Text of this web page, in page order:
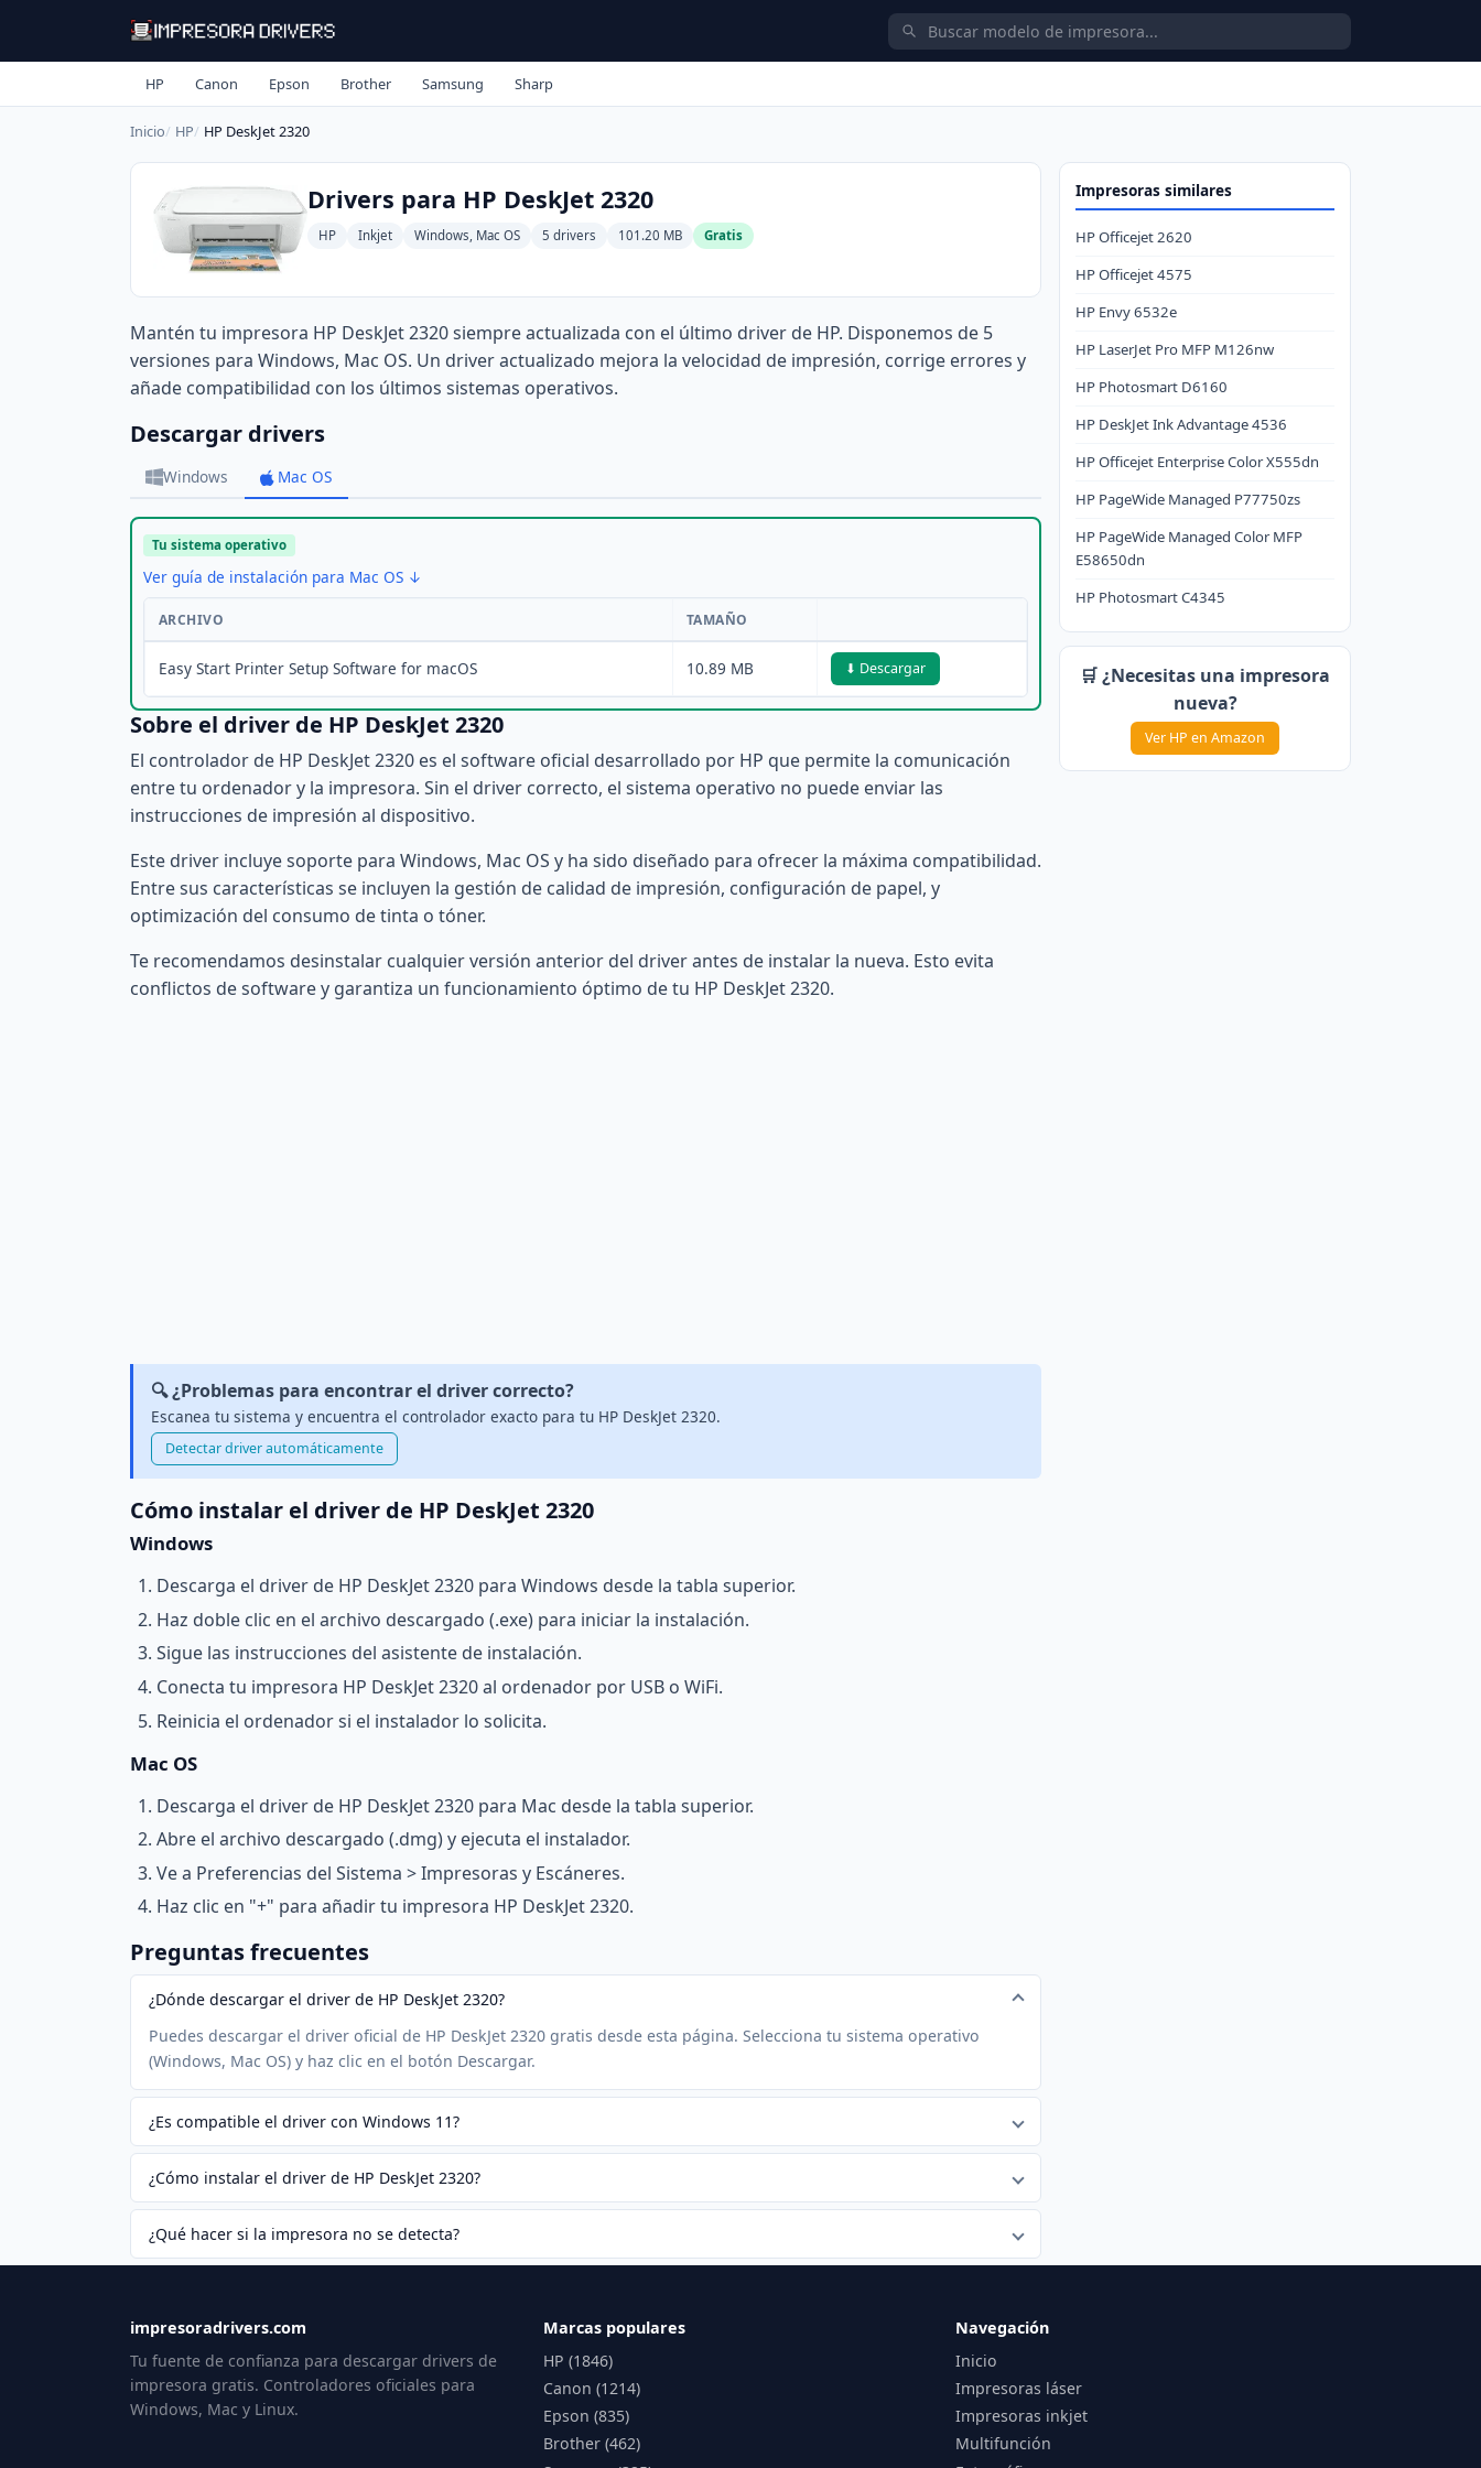
HP Canon Epson Brother Samsung Sharp
Inicio HP HP DeskJet 2320
Drivers para HP DeskJet 2320
HP Inkjet Windows, Mac OS 5 drivers 101.20 MB Gratis
Mantén tu impresora HP DeskJet 2320 siempre actualizada con el último driver de HP. Disponemos de 5
versiones para Windows, Mac OS. Un driver actualizado mejora la velocidad de impresión, corrige errores y
añade compatibilidad con los últimos sistemas operativos.
Descargar drivers
Windows Mac OS
Tu sistema operativo
Ver guía de instalación para Mac OS ↓
ARCHIVO TAMAÑO
Easy Start Printer Setup Software for macOS 10.89 MB ⬇ Descargar
Sobre el driver de HP DeskJet 2320
El controlador de HP DeskJet 2320 es el software oficial desarrollado por HP que permite la comunicación
entre tu ordenador y la impresora. Sin el driver correcto, el sistema operativo no puede enviar las
instrucciones de impresión al dispositivo.
Este driver incluye soporte para Windows, Mac OS y ha sido diseñado para ofrecer la máxima compatibilidad.
Entre sus características se incluyen la gestión de calidad de impresión, configuración de papel, y
optimización del consumo de tinta o tóner.
Te recomendamos desinstalar cualquier versión anterior del driver antes de instalar la nueva. Esto evita
conflictos de software y garantiza un funcionamiento óptimo de tu HP DeskJet 2320.
🔍 ¿Problemas para encontrar el driver correcto?
Escanea tu sistema y encuentra el controlador exacto para tu HP DeskJet 2320.
Detectar driver automáticamente
Cómo instalar el driver de HP DeskJet 2320
Windows
Descarga el driver de HP DeskJet 2320 para Windows desde la tabla superior.
Haz doble clic en el archivo descargado (.exe) para iniciar la instalación.
Sigue las instrucciones del asistente de instalación.
Conecta tu impresora HP DeskJet 2320 al ordenador por USB o WiFi.
Reinicia el ordenador si el instalador lo solicita.
Mac OS
Descarga el driver de HP DeskJet 2320 para Mac desde la tabla superior.
Abre el archivo descargado (.dmg) y ejecuta el instalador.
Ve a Preferencias del Sistema > Impresoras y Escáneres.
Haz clic en "+" para añadir tu impresora HP DeskJet 2320.
Preguntas frecuentes
¿Dónde descargar el driver de HP DeskJet 2320?
Puedes descargar el driver oficial de HP DeskJet 2320 gratis desde esta página. Selecciona tu sistema operativo
(Windows, Mac OS) y haz clic en el botón Descargar.
¿Es compatible el driver con Windows 11?
¿Cómo instalar el driver de HP DeskJet 2320?
¿Qué hacer si la impresora no se detecta?
Impresoras similares
HP Officejet 2620
HP Officejet 4575
HP Envy 6532e
HP LaserJet Pro MFP M126nw
HP Photosmart D6160
HP DeskJet Ink Advantage 4536
HP Officejet Enterprise Color X555dn
HP PageWide Managed P77750zs
HP PageWide Managed Color MFP
E58650dn
HP Photosmart C4345
🛒 ¿Necesitas una impresora
nueva?
Ver HP en Amazon
impresoradrivers.com
Tu fuente de confianza para descargar drivers de
impresora gratis. Controladores oficiales para
Windows, Mac y Linux.
Marcas populares
HP (1846)
Canon (1214)
Epson (835)
Brother (462)
Navegación
Inicio
Impresoras láser
Impresoras inkjet
Multifunción